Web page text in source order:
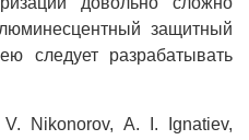
защитный
следует разрабатывать
Nikonorov, A. I. Ignatiev,